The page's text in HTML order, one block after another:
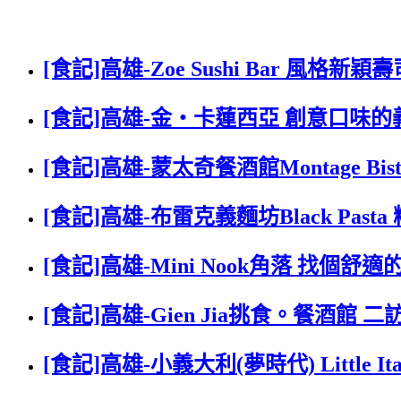
[食記]高雄-Zoe Sushi Bar 風格新穎
[食記]高雄-金‧卡蓮西亞 創意口味的
[食記]高雄-蒙太奇餐酒館Montage
[食記]高雄-布雷克義麵坊Black Pasta
[食記]高雄-Mini Nook角落 找個舒適
[食記]高雄-Gien Jia挑食。餐酒館 二
[食記]高雄-小義大利(夢時代) Little